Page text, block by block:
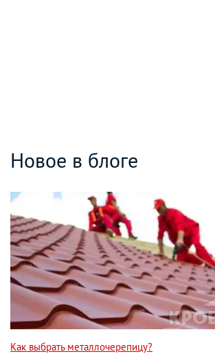
Новое в блоге
Как выбрать металлочерепицу?